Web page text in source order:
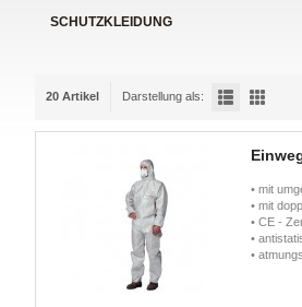
SCHUTZKLEIDUNG
20 Artikel Darstellung als:
• mit
• mit
• CE -
•
•